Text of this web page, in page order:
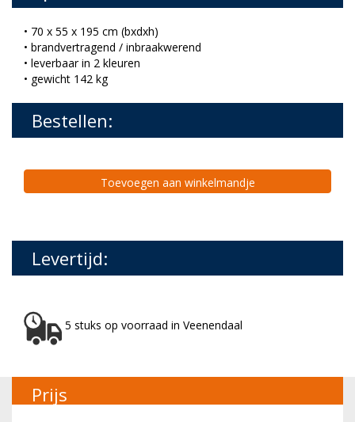
• 70 x 55 x 195 cm (bxdxh)
• brandvertragend / inbraakwerend
• leverbaar in 2 kleuren
• gewicht 142 kg
Bestellen:
Toevoegen aan winkelmandje
Levertijd:
5 stuks op voorraad in Veenendaal
Prijs